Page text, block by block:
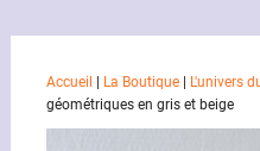
Accueil La Boutique| L'univers
géométriques en gris et beige